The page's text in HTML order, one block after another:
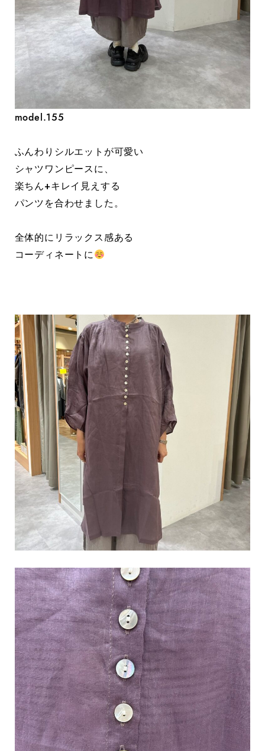
model.155
ふんわりシルエットが可愛い
シャツワンピースに、
楽ちん+キレイ見えする
パンツを合わせました。
全体的にリラックス感ある
コーディネートに